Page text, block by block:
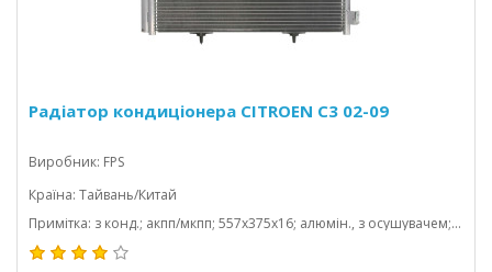
Радіатор кондиціонера CITROEN C3 02-09
Виробник: FPS
Країна: Тайвань/Китай
Примітка: з конд.; акпп/мкпп; 557x375x16; алюмін., з осушувачем; (1.6 hdi/1.2/1.4/1.6/1.1/1.4 hdi/1.6 bluehdi/1.6/1.6 td)